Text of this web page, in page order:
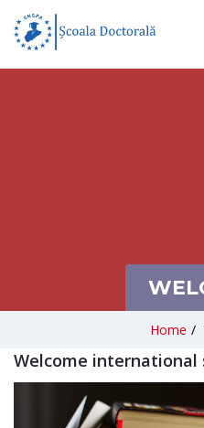
Home /
Welcome international